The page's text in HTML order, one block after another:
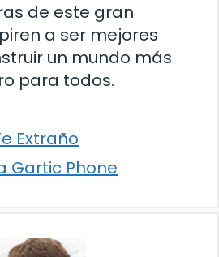
de este gran
a ser mejores
un mundo más
para todos.
Extraño
Gartic Phone